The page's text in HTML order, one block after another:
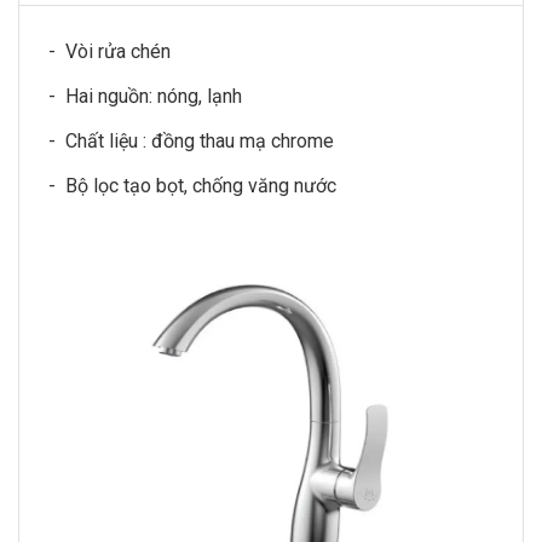
- Vòi rửa chén
- Hai nguồn: nóng, lạnh
- Chất liệu : đồng thau mạ chrome
- Bộ lọc tạo bọt, chống văng nước